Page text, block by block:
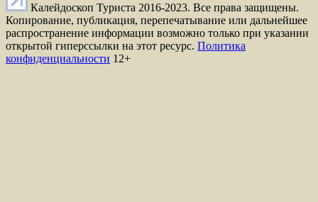
Калейдоскоп Туриста 2016-2023. Все права защищены.
Копирование, публикация, перепечатывание или дальнейшее
распространение информации возможно только при указании
открытой гиперссылки на этот ресурс. Политика
конфиденциальности 12+